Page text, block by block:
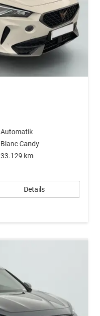
Automatik
Blanc Candy
33.129 km
Details